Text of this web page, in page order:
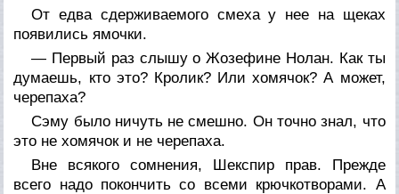
От едва сдерживаемого смеха у нее на щеках
появились ямочки.
— Первый раз слышу о Жозефине Нолан. Как ты
думаешь, кто это? Кролик? Или хомячок? А может,
черепаха?
Сэму было ничуть не смешно. Он точно знал, что
это не хомячок и не черепаха.
Вне всякого сомнения, Шекспир прав. Прежде
всего надо покончить со всеми крючкотворами. А